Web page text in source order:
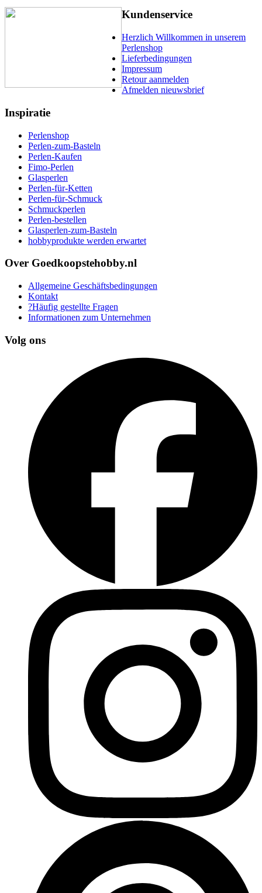
Kundenservice
Herzlich Willkommen in unserem
Perlenshop
Lieferbedingungen
Impressum
Retour aanmelden
Afmelden nieuwsbrief
Inspiratie
Perlenshop
Perlen-zum-Basteln
Perlen-Kaufen
Fimo-Perlen
Glasperlen
Perlen-für-Ketten
Perlen-für-Schmuck
Schmuckperlen
Perlen-bestellen
Glasperlen-zum-Basteln
hobbyprodukte werden erwartet
Over Goedkoopstehobby.nl
Allgemeine Geschäftsbedingungen
Kontakt
?Häufig gestellte Fragen
Informationen zum Unternehmen
Volg ons